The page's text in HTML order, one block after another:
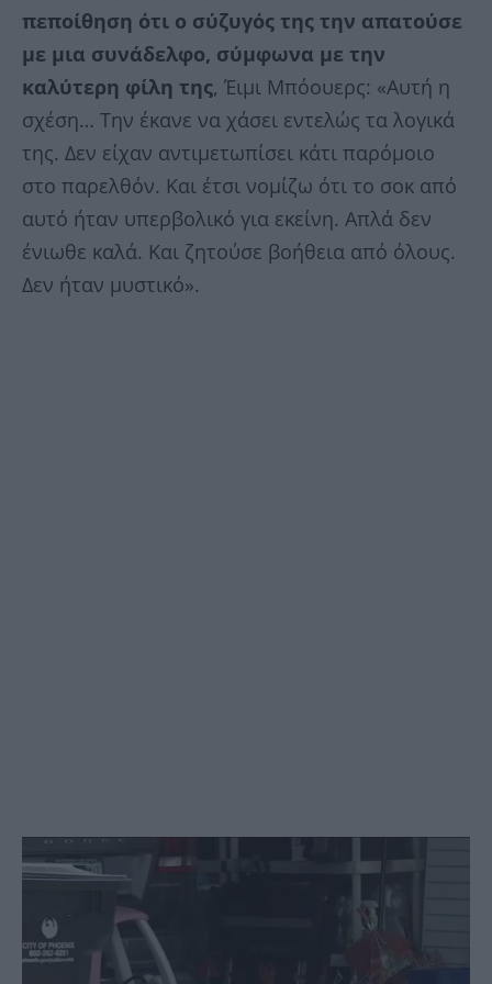
πεποίθηση ότι ο σύζυγός της την απατούσε
με μια συνάδελφο, σύμφωνα με την
καλύτερη φίλη της, Έιμι Μπόουερς: «Αυτή η
σχέση… Την έκανε να χάσει εντελώς τα λογικά
της. Δεν είχαν αντιμετωπίσει κάτι παρόμοιο
στο παρελθόν. Και έτσι νομίζω ότι το σοκ από
αυτό ήταν υπερβολικό για εκείνη. Απλά δεν
ένιωθε καλά. Και ζητούσε βοήθεια από όλους.
Δεν ήταν μυστικό».